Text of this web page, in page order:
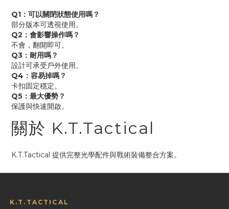
Q1：可以關閉狀態使用嗎？
部分版本可透視使用。
Q2：會影響操作嗎？
不會，翻開即可。
Q3：耐用嗎？
設計可承受戶外使用。
Q4：容易掉嗎？
卡扣固定穩定。
Q5：最大優勢？
保護與快速開啟。
關於 K.T.Tactical
K.T.Tactical 提供完整光學配件與戰術裝備整合方案。
K.T.TACTICAL